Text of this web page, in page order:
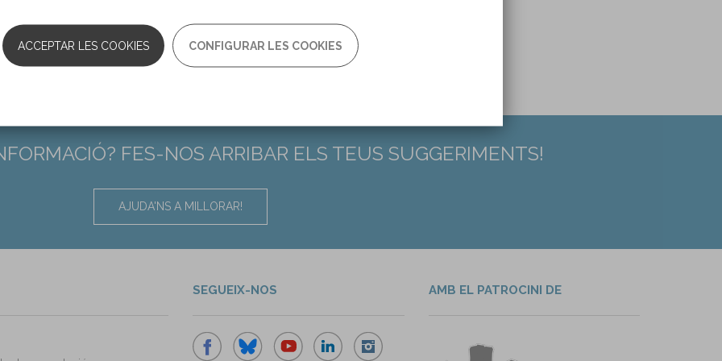
FES-NOS ARRIBAR ELS TEUS SUGGERIMENTS!
AJUDA'NS A MILLORAR!
SEGUEIX-NOS AMB EL PATROCINI DE
ACCEPTAR LES COOKIES CONFIGURAR LES COOKIES